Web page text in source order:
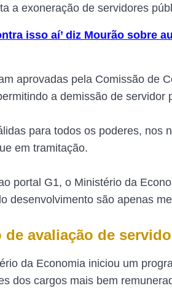
a exoneração de servidores
isso aí’ diz Mourão sobre
aprovadas pela Comissão de
a demissão de servidor
para todos os poderes, nos
em tramitação.
portal G1, o Ministério da
desenvolvimento são apenas
avaliação de
da Economia iniciou um
dos cargos mais bem